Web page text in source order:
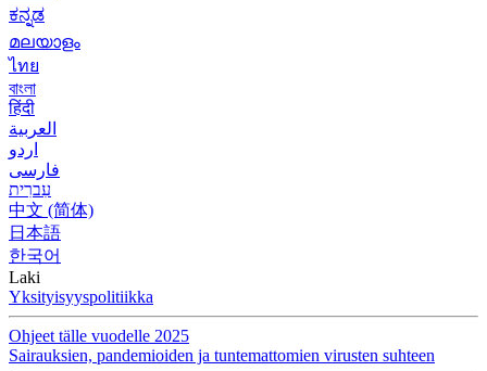
ಕನ್ನಡ
മലയാളം
ไทย
বাংলা
हिंदी
العربية
اردو
فارسی
עִברִית
中文 (简体)
日本語
한국어
Laki
Yksityisyyspolitiikka
Ohjeet tälle vuodelle 2025
Sairauksien, pandemioiden ja tuntemattomien virusten suhteen